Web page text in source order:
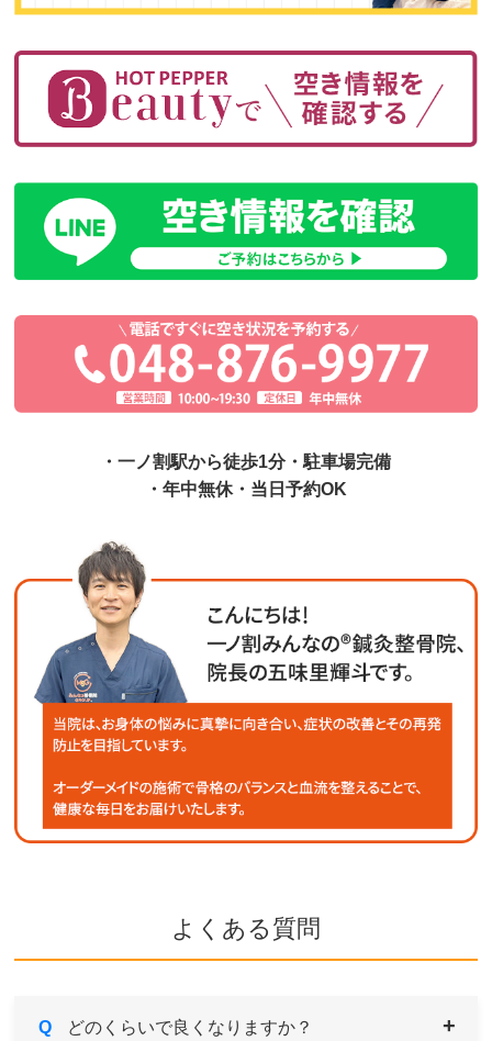
・一ノ割駅から徒歩1分・駐車場完備
・年中無休・当日予約OK
よくある質問
Q どのくらいで良くなりますか？